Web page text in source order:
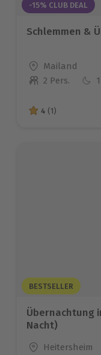
-15% CLUB DEAL
Schlemmen &
Standort
Mailand
Anzahl der
2 Pers.
4 von 5 Sternen
4 (1)
BESTSELLER
Übernachtung
Nacht)
Standort
Heitersheim